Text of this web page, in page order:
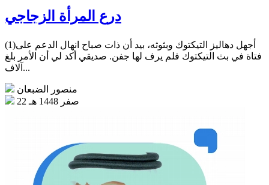
درع المرأة الزجاجي
(1)أجهل دهاليز التيكتوك وبثوثه، بيد أن ذات صباح انهال الدعم على
فتاة في بث التيكتوك فلم يرف لها جفن. صديقي أكد لي أن الأمر بلغ
آلاف...
منصور الضبعان
22 صفر 1448 هـ